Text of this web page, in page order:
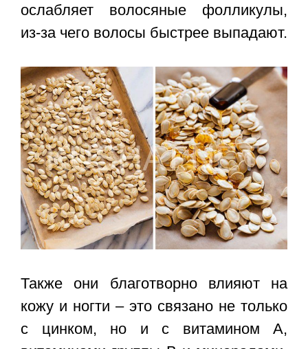
ослабляет волосяные фолликулы,
из-за чего волосы быстрее выпадают.
Также они благотворно влияют на
кожу и ногти – это связано не только
с цинком, но и с витамином А,